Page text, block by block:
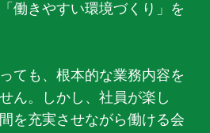
働きやすい環境づくり」を
ても、根本的な業務内容を
ん。しかし、社員が楽し
を充実させながら働ける会